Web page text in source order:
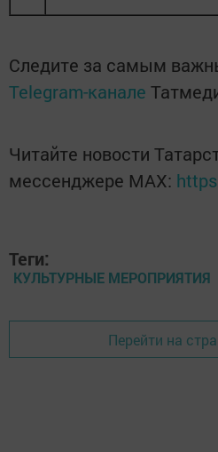
Следите за самым
Telegram-канале
Читайте новости
мессенджере MАХ:
Теги:
КУЛЬТУРНЫЕ МЕРОПРИЯТИЯ
Перейти на